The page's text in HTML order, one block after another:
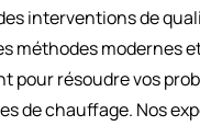
interventions de
méthodes modernes
pour résoudre vos
de chauffage. Nos